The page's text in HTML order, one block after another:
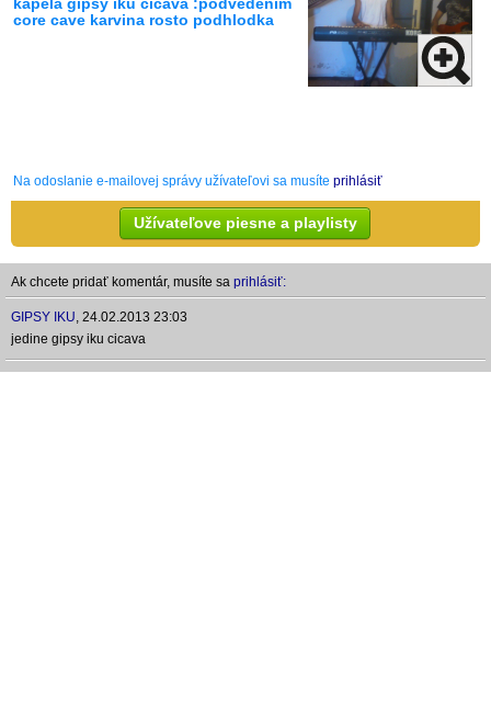
core cave karvina rosto podhlodka
Na odoslanie e-mailovej správy užívateľovi sa musíte prihlásiť
Užívateľove piesne a playlisty
Ak chcete pridať komentár, musíte sa prihlásiť:
GIPSY IKU, 24.02.2013 23:03
jedine gipsy iku cicava